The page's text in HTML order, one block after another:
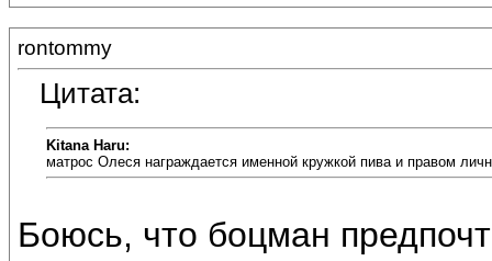
rontommy
Цитата:
Kitana Haru:
матрос Олеся награждается именной кружкой пива и правом
Боюсь, что боцман